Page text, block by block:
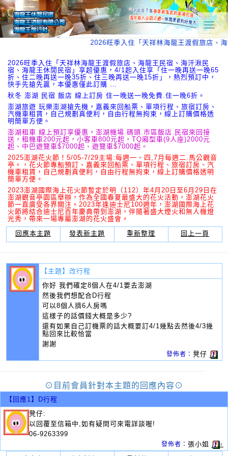
T
o
g
e
n
i
g
t
i
o
n
2026旺季入住「天祥林海龍王渡假旅店、
2026旺季入住「天祥林海龍王渡假旅店、海龍王民宿、海汘湫民
宿、海龍王休閒民宿」享超優惠，4/1起入住享「住一晚再送一晚65
折、住二晚再送一晚35折、住三晚再送一晚15折」，熱烈預訂中，
快手先搶先贏，本優惠僅此訂購 …
秋冬 澎湖 民宿 飯店 線上訂房 住一晚送一晚免費.住一晚6折。
澎湖旅遊 玩樂澎湖搶先機，嘉義來回船票、單項行程、旅宿訂房、
汽機車租賃，自己規劃真便利，自由行程無拘束，線上訂購價格透
明簡單方便。
澎湖租車 線上預訂享優惠，澎湖機場.碼頭.市區飯店.民宿來回接
送，租機車200元起，小客車800元起，TQ廂型車(9人座)2000元
起、中巴遊覽車$7000起、遊覽車$7000起。
2025澎湖花火節！5/05-7/29主場:每週一、四,7月每週二.馬公觀音
亭。，花火節專船預訂、嘉義來回船票、單項行程、旅宿訂房、汽
機車租賃，自己規劃真便利，自由行程無拘束，線上訂購價格透明
簡單方便。
2023澎湖國際海上花火節暫定於明（112）年4月20日至6月29日在
澎湖觀音亭園區舉辦，作為全國春夏最盛大的花火活動，澎湖花火
節一直廣受各界關注。2023年逢迪士尼100週年，澎湖國際海上花
火節將結合迪士尼百年慶典帶到澎湖，伴隨著盛大煙火和無人機燈
光秀，帶來一場專屬澎湖的花火盛會。
回應本主題
發表新主題 重新整理 回上一頁
【主題】 改行程
你好 我們確定8個人在4/1要去澎湖
然後我們想配合D行程
可以8個人擠6人房嗎
這樣子的話價錢大概是多少?
還有如果自己訂機票的話大概要訂4/1幾點去然後4/3幾
點回來比較恰當
謝謝
發佈者： 凳仔
⊙目前會員針對本主題的回應內容⊙
【回應1】
D行程
凳仔:
以回覆至信箱中,如有疑問可來電詳談喔!
06-9263399
發佈者： 張小姐 ↑